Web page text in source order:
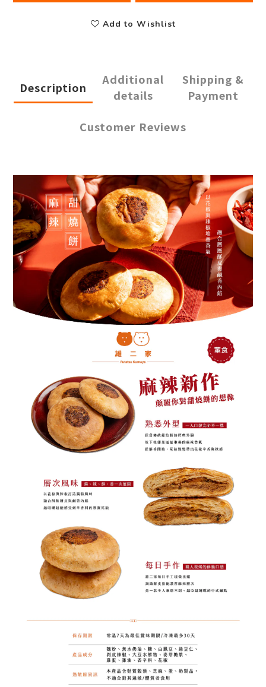
Add to Wishlist
Description
Additional
details
Shipping &
Payment
Customer Reviews